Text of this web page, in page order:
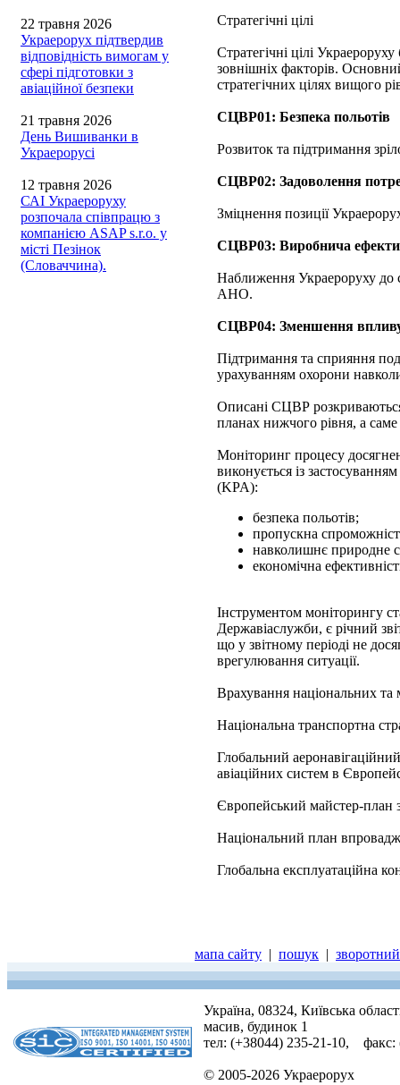
22 травня 2026
Украерорух підтвердив
відповідність вимогам у
сфері підготовки з
авіаційної безпеки
21 травня 2026
День Вишиванки в
Украерорусі
12 травня 2026
САІ Украероруху
розпочала співпрацю з
компанією ASAP s.r.o. у
місті Пезінок
(Словаччина).
Стратегічні цілі
Стратегічні цілі
зовнішніх факторів.
стратегічних цілях вищого
СЦВР01: Безпека польотів
Розвиток та підтримання
СЦВР02: Задоволення
Зміцнення позиції
СЦВР03: Виробнича
Наближення Украероруху до
АНО.
СЦВР04: Зменшення
Підтримання та сприяння
урахуванням охорони
Описані СЦВР розкриваються
планах нижчого рівня, а саме
Моніторинг процесу
виконується із
(KPA):
безпека польотів;
пропускна
навколишнє природне
економічна
Інструментом моніторингу
Державіаслужби, є річний
що у звітному періоді не
врегулювання ситуації.
Врахування національних та
Національна транспортна
Глобальний
авіаційних систем в
Європейський майстер-
Національний план
Глобальна експлуатаційна
мапа сайту | пошук |
Україна, 08324, Київська
масив, будинок 1
тел: (+38044) 235-21-10, факс:
© 2005-2026 Украерорух